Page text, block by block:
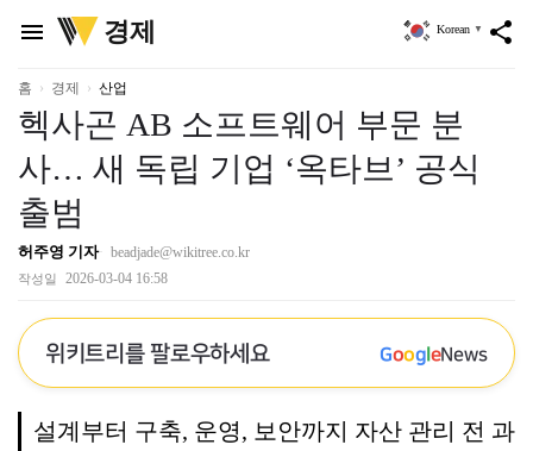
menu
위
키
리
경제 share
Korean ▼
홈 경제 산업
헥사곤 AB 소프트웨어 부문 분
사… 새 독립 기업 ‘옥타브’ 공식
출범
허주영 기자 beadjade@wikitree.co.kr
작성일 2026-03-04 16:58
위키트리를 팔로우하세요 GoogleNews
설계부터 구축, 운영, 보안까지 자산 관리 전 과